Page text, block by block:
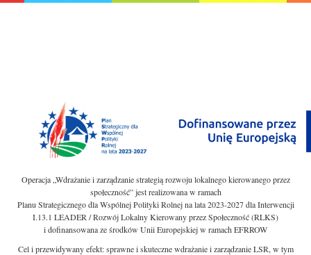
Operacja „Wdrażanie i zarządzanie strategią rozwoju lokalnego kierowanego przez
społeczność” jest realizowana w ramach
Planu Strategicznego dla Wspólnej Polityki Rolnej na lata 2023-2027 dla Interwencji
I.13.1 LEADER / Rozwój Lokalny Kierowany przez Społeczność (RLKS)
i dofinansowana ze środków Unii Europejskiej w ramach EFRROW
Cel i przewidywany efekt: sprawne i skuteczne wdrażanie i zarządzanie LSR, w tym